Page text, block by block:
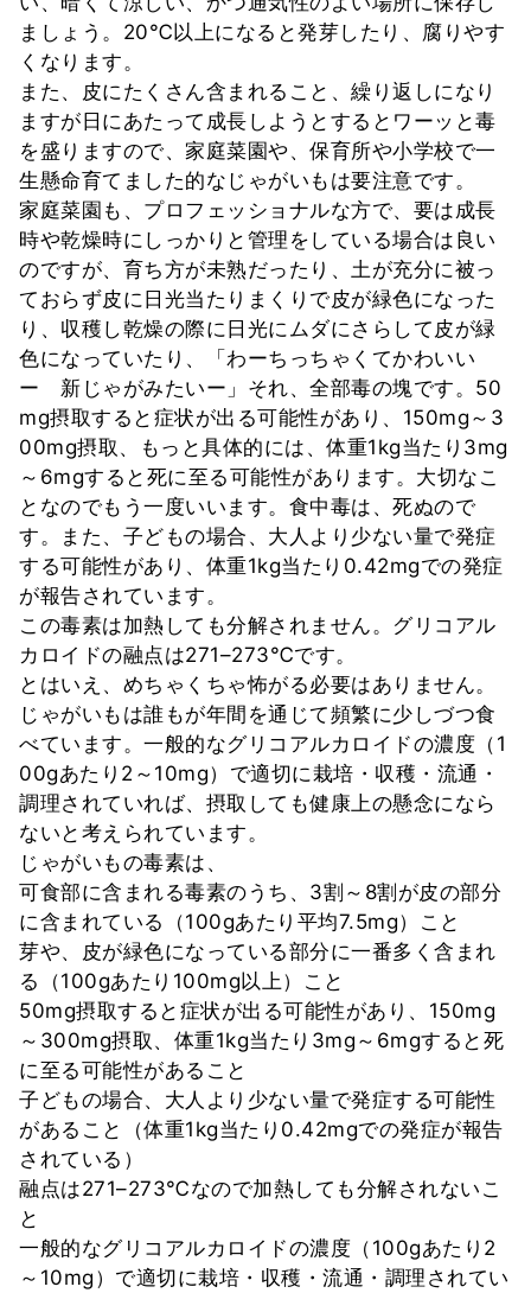
ましょう。20℃以上になると発芽したり、腐りやす
くなります。
また、皮にたくさん含まれること、繰り返しになり
ますが日にあたって成長しようとするとワーッと毒
を盛りますので、家庭菜園や、保育所や小学校で一
生懸命育てました的なじゃがいもは要注意です。
家庭菜園も、プロフェッショナルな方で、要は成長
時や乾燥時にしっかりと管理をしている場合は良い
のですが、育ち方が未熟だったり、土が充分に被っ
ておらず皮に日光当たりまくりで皮が緑色になった
り、収穫し乾燥の際に日光にムダにさらして皮が緑
色になっていたり、「わーちっちゃくてかわいい
ー 新じゃがみたいー」それ、全部毒の塊です。50
mg摂取すると症状が出る可能性があり、150mg～3
00mg摂取、もっと具体的には、体重1kg当たり3mg
～6mgすると死に至る可能性があります。大切なこ
となのでもう一度いいます。食中毒は、死ぬので
す。また、子どもの場合、大人より少ない量で発症
する可能性があり、体重1kg当たり0.42mgでの発症
が報告されています。
この毒素は加熱しても分解されません。グリコアル
カロイドの融点は271–273℃です。
とはいえ、めちゃくちゃ怖がる必要はありません。
じゃがいもは誰もが年間を通じて頻繁に少しづつ食
べています。一般的なグリコアルカロイドの濃度（1
00gあたり2～10mg）で適切に栽培・収穫・流通・
調理されていれば、摂取しても健康上の懸念になら
ないと考えられています。
じゃがいもの毒素は、
可食部に含まれる毒素のうち、3割～8割が皮の部分
に含まれている（100gあたり平均7.5mg）こと
芽や、皮が緑色になっている部分に一番多く含まれ
る（100gあたり100mg以上）こと
50mg摂取すると症状が出る可能性があり、150mg
～300mg摂取、体重1kg当たり3mg～6mgすると死
に至る可能性があること
子どもの場合、大人より少ない量で発症する可能性
があること（体重1kg当たり0.42mgでの発症が報告
されている）
融点は271–273℃なので加熱しても分解されないこ
と
一般的なグリコアルカロイドの濃度（100gあたり2
～10mg）で適切に栽培・収穫・流通・調理されてい